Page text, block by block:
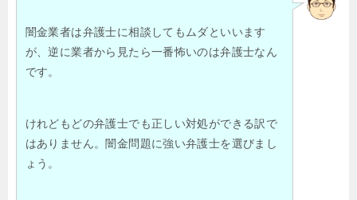
闇金業者は弁護士に相談してもムダといいます
が、逆に業者から見たら一番怖いのは弁護士なん
です。
けれどもどの弁護士でも正しい対処ができる訳で
はありません。闇金問題に強い弁護士を選びまし
ょう。